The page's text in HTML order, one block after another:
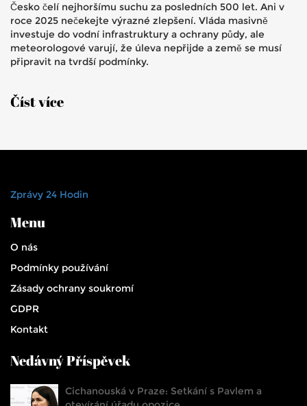
Česko čelí nejhoršímu suchu za posledních 500 let. Ani v
roce 2025 nečekejte výrazné zlepšení. Vláda masivně
investuje do vodní infrastruktury a ochrany půdy, ale
meteorologové varují, že úleva nepřijde a země se musí
připravit na tvrdší podmínky.
Číst více
Zprávy 24 Hodin
Menu
O nás
Podmínky používání
Zásady ochrany soukromí
GDPR
Kontakt
Nedávný Příspěvek
Cichanouská v Praze: Setkání s Pavlem a